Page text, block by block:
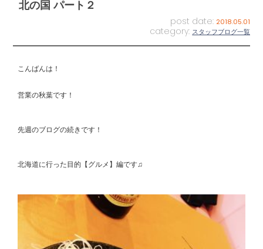
北の国 パート２
post date: 2018.05.01
category: スタッフブログ一覧
こんばんは！
営業の秋葉です！
先週のブログの続きです！
北海道に行った目的【グルメ】編です♫